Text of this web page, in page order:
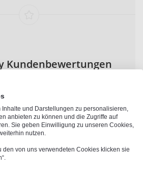
Kundenbewertungen
Foto erstellen als
Liebesbotschaft
und Darstellungen zu personalisieren,
anbieten zu können und die Zugriffe auf
Sie geben Einwilligung zu unseren Cookies,
nutzen.
den von uns verwendeten Cookies klicken sie